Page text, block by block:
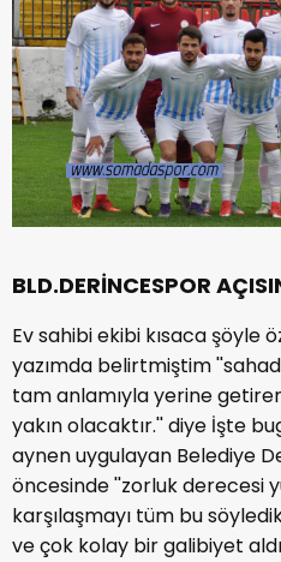
BLD.DERİNCESPOR
Ev sahibi ekibi kısaca şöyle
yazımda belirtmiştim
tam anlamıyla yerine
yakın olacaktır.'' diye İşte
aynen uygulayan Belediye
öncesinde ''zorluk derecesi
karşılaşmayı tüm bu
ve çok kolay bir galibiyet